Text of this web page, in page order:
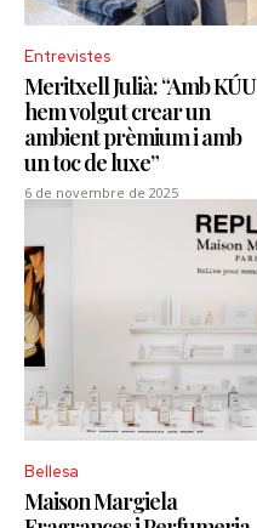
Entrevistes
Meritxell Julià: “Amb KÚU
hem volgut crear un
ambient prèmium i amb
un toc de luxe”
6 de novembre de 2025
Bellesa
Maison Margiela